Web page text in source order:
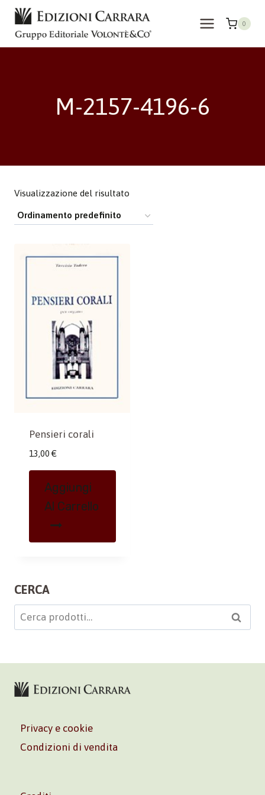
Salta
contenuto
0
M-2157-4196-6
Visualizzazione del risultato
Pensieri corali
13,00 €
Aggiungi
Al Carrello
CERCA
Cerca: Cerca
Privacy e cookie
Condizioni di vendita